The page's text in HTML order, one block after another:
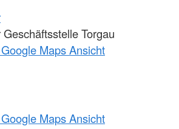
Torgau
Maps Ansicht
Maps Ansicht